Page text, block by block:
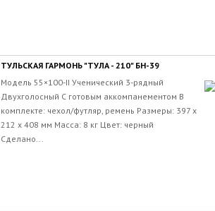
ТУЛЬСКАЯ ГАРМОНЬ "ТУЛА - 210" БН-39
Модель 55×100-II Ученический 3-рядный
Двухголосный С готовым аккомпанементом В
комплекте: чехол/футляр, ремень Размеры: 397 х
212 х 408 мм Масса: 8 кг Цвет: черный
Сделано...